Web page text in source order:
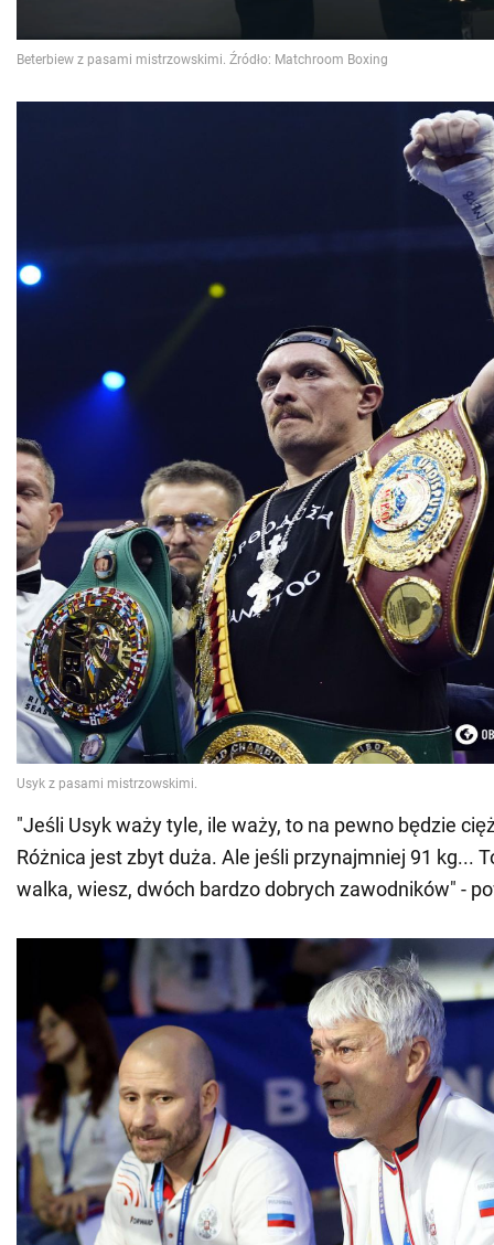
"Jeśli Usyk waży tyle, ile waży, to na pewno będzie
Różnica jest zbyt duża. Ale jeśli przynajmniej 91 kg...
walka, wiesz, dwóch bardzo dobrych zawodników" -